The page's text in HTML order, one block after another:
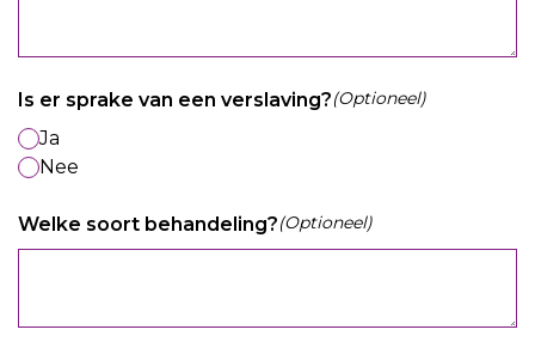
Is er sprake van een verslaving?(Optioneel)
Ja
Nee
Welke soort behandeling?(Optioneel)